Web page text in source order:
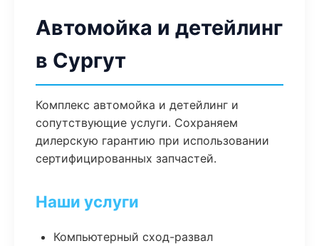
Автомойка и детейлинг
в Сургут
Комплекс автомойка и детейлинг и
сопутствующие услуги. Сохраняем
дилерскую гарантию при использовании
сертифицированных запчастей.
Наши услуги
Компьютерный сход-развал